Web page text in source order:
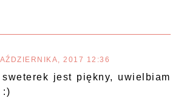
2017 12:36
sweterek jest piękny, uwielbiam
:)